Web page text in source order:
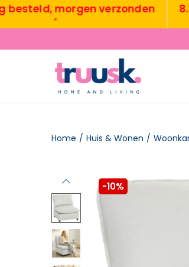
morgen verzonden 8.3 ★
Home / Huis & Wonen /
-10%